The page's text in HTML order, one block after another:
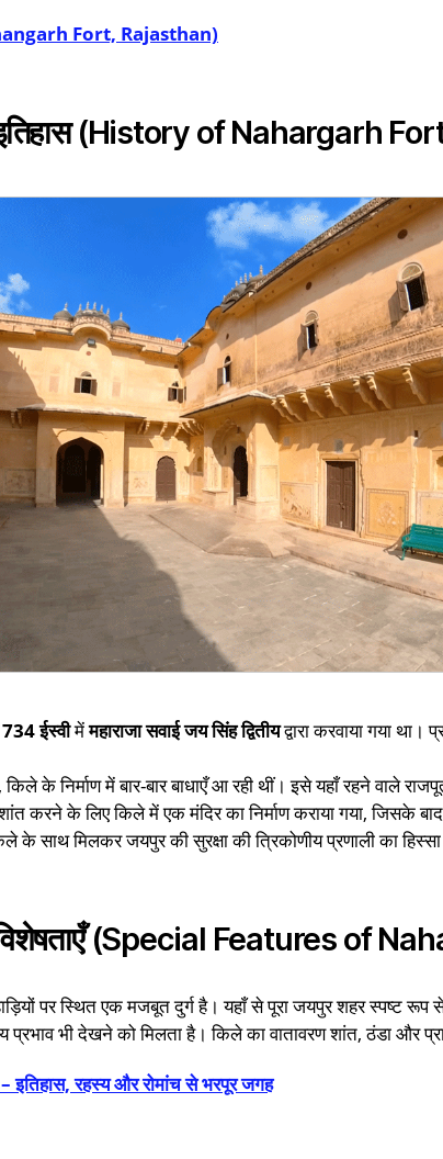
Fort, Rajasthan)
(History of Nahargarh
ईस्वीमेंमहाराजा सवाई जय सिंह द्वितीयद्वारा करवाया गया था।
के निर्माण में बार-बार बाधाएँ आ रही थीं। इसे यहाँ रहने वाले
करने के लिए किले में एक मंदिर का निर्माण कराया गया, जिसके
साथ मिलकर जयपुर की सुरक्षा की त्रिकोणीय प्रणाली का
(Special Features of
पर स्थित एक मजबूत दुर्ग है। यहाँ से पूरा जयपुर शहर स्पष्ट
प्रभाव भी देखने को मिलता है। किले का वातावरण शांत, ठंडा और
– इतिहास, रहस्य और रोमांच से भरपूर जगह